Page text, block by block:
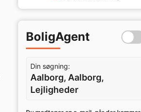
BoligAgent
Din søgning:
Aalborg, Aalborg,
Lejligheder